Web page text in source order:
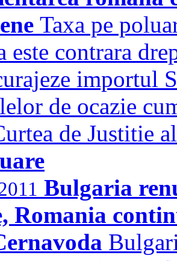
Taxa pe
este contrara
importul
de ocazie
de Justitie
Bulgaria
Romania